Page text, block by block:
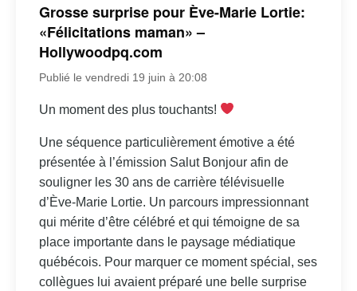
Grosse surprise pour Ève-Marie Lortie:
«Félicitations maman» –
Hollywoodpq.com
Publié le vendredi 19 juin à 20:08
Un moment des plus touchants!
Une séquence particulièrement émotive a été
présentée à l’émission Salut Bonjour afin de
souligner les 30 ans de carrière télévisuelle
d’Ève-Marie Lortie. Un parcours impressionnant
qui mérite d’être célébré et qui témoigne de sa
place importante dans le paysage médiatique
québécois. Pour marquer ce moment spécial, ses
collègues lui avaient préparé une belle surprise